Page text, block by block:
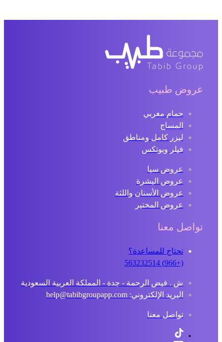
عروض طبيب
حمام مغربي
المساج
ليزر كامل ومناطق
فيلر وبوتكس
عروض سبا
عروض البشرة
عروض الأسنان واللثة
عروض المختبر
تواصل معنا
تحتاج للمساعدة؟
ش . فيض الرحمة - جدة - المملكة العربية السعودية
البريد الإلكتروني: help@tabibgroupapp.com
تواصل معنا